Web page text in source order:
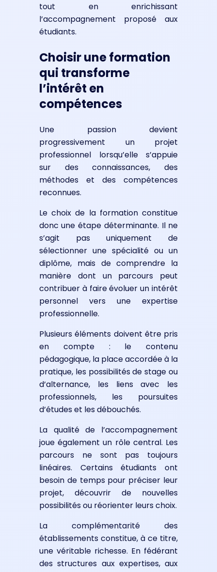
tout en enrichissant
l’accompagnement proposé aux
étudiants.
Choisir une formation
qui transforme
l’intérêt en
compétences
Une passion devient
progressivement un projet
professionnel lorsqu’elle s’appuie
sur des connaissances, des
méthodes et des compétences
reconnues.
Le choix de la formation constitue
donc une étape déterminante. Il ne
s’agit pas uniquement de
sélectionner une spécialité ou un
diplôme, mais de comprendre la
manière dont un parcours peut
contribuer à faire évoluer un intérêt
personnel vers une expertise
professionnelle.
Plusieurs éléments doivent être pris
en compte : le contenu
pédagogique, la place accordée à la
pratique, les possibilités de stage ou
d’alternance, les liens avec les
professionnels, les poursuites
d’études et les débouchés.
La qualité de l’accompagnement
joue également un rôle central. Les
parcours ne sont pas toujours
linéaires. Certains étudiants ont
besoin de temps pour préciser leur
projet, découvrir de nouvelles
possibilités ou réorienter leurs choix.
La complémentarité des
établissements constitue, à ce titre,
une véritable richesse. En fédérant
des structures aux expertises, aux